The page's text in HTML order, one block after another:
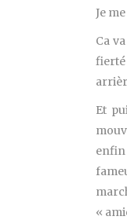
Je
Ca
fierté
Et
enfin
«